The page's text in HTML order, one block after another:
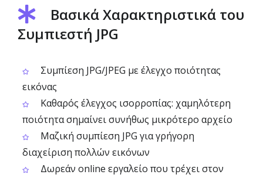
Βασικά Χαρακτηριστικά του
Συμπιεστή JPG
Συμπίεση JPG/JPEG με έλεγχο ποιότητας
εικόνας
Καθαρός έλεγχος ισορροπίας: χαμηλότερη
ποιότητα σημαίνει συνήθως μικρότερο αρχείο
Μαζική συμπίεση JPG για γρήγορη
διαχείριση πολλών εικόνων
Δωρεάν online εργαλείο που τρέχει στον